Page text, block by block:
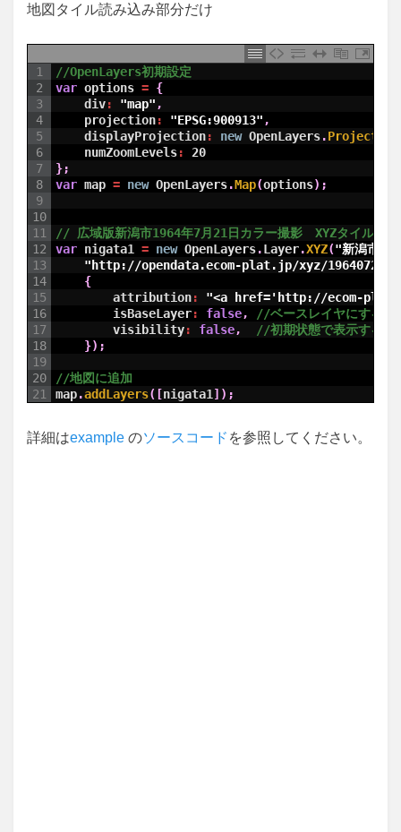
地図タイル読み込み部分だけ
1
2
3
4
5
6
7
8
9
10
11
12
13
14
15
16
17
18
19
20
21
//OpenLayers初期設定
var options = {
div: "map" ,
projection: "EPSG:900913" ,
displayProjection: new OpenLayers.Projection
numZoomLevels:
20
};
var map = new OpenLayers.Map(options) ;
// 広域版新潟市1964年7月21日カラー撮影　XYZタイル読
var nigata1 = new OpenLayers.Layer.XYZ("新潟市
"http://opendata.ecom-plat.jp/xyz/
{
attribution:
"<a href='http://ecom-plat.jp/
isBaseLayer: false,
//ベースレイヤにするか
visibility: false,
//初期状態で表示するか
}) ;
//地図に追加
map.addLayers( [nigata1 ] ) ;
詳細はexample のソースコード を参照してください。